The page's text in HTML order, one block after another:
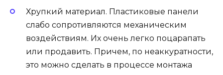
Хрупкий материал. Пластиковые панели
слабо сопротивляются механическим
воздействиям. Их очень легко поцарапать
или продавить. Причем, по неаккуратности,
это можно сделать в процессе монтажа